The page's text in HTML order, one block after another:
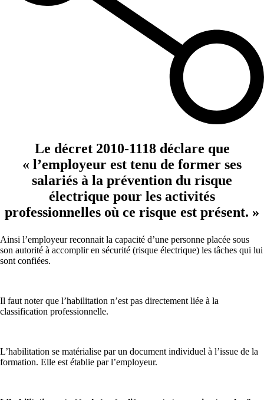
Le décret 2010-1118 déclare que
« l’employeur est tenu de former ses
salariés à la prévention du risque
électrique pour les activités
professionnelles où ce risque est présent. »
Ainsi l’employeur reconnait la capacité d’une personne placée sous
son autorité à accomplir en sécurité (risque électrique) les tâches qui lui
sont confiées.
Il faut noter que l’habilitation n’est pas directement liée à la
classification professionnelle.
L’habilitation se matérialise par un document individuel à l’issue de la
formation. Elle est établie par l’employeur.